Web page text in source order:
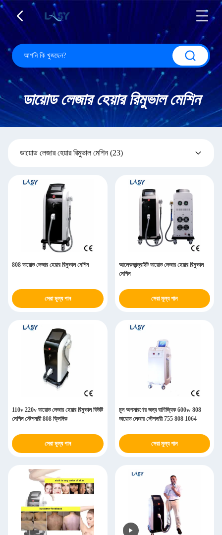
ডায়োড লেজার হেয়ার রিমুভাল মেশিন
ডায়োড লেজার হেয়ার রিমুভাল মেশিন(23)
808 ডায়োড লেজার হেয়ার রিমুভাল মেশিন
সেরা মূল্য পান
আলেকজান্ড্রাইট ডায়োড লেজার হেয়ার রিমুভাল
মেশিন
সেরা মূল্য পান
110v 220v ডায়োড লেজার হেয়ার রিমুভাল বিউটি
মেশিন স্টেশনারী 808 ক্লিনিক
সেরা মূল্য পান
চুল অপসারণের জন্য বাণিজ্যিক 600w 808
ডায়োড লেজার স্টেশনারী 755 808 1064
সেরা মূল্য পান